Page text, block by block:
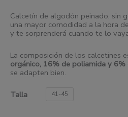
Calcetín de algodón peinado, sin
una mayor comodidad a la hora
y te sorprenderá cuando te lo
La composición de los calcetines
orgánico, 16% de poliamida y
se adapten bien.
Talla 41-45